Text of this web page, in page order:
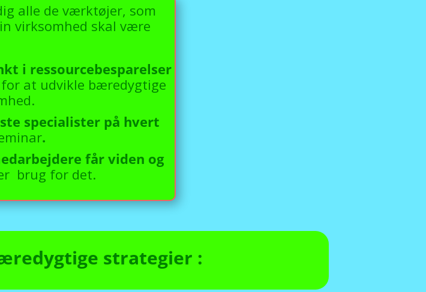
alle de værktøjer, som
virksomhed skal være
i ressourcebesparelser
at udvikle bæredygtige
specialister på hvert
.
får viden og
brug for det.
strategier :